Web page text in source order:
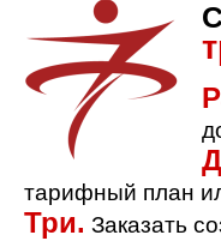
тарифный план
Три. Заказать